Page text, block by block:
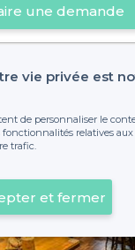
une demande
Voir sur la carte
vie privée est
de personnaliser le
relatives
trafic.
et fermer